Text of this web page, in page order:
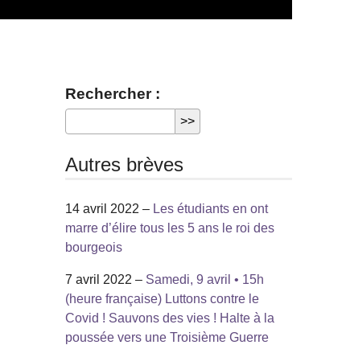
Rechercher :
Autres brèves
14 avril 2022 – Les étudiants en ont
marre d’élire tous les 5 ans le roi des
bourgeois
7 avril 2022 – Samedi, 9 avril • 15h
(heure française) Luttons contre le
Covid ! Sauvons des vies ! Halte à la
poussée vers une Troisième Guerre